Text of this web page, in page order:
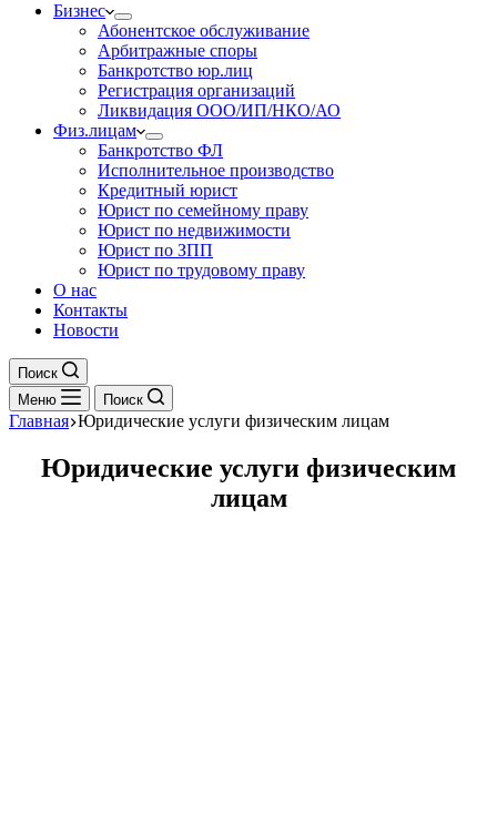
Бизнес
Абонентское обслуживание
Арбитражные споры
Банкротство юр.лиц
Регистрация организаций
Ликвидация ООО/ИП/НКО/АО
Физ.лицам
Банкротство ФЛ
Исполнительное производство
Кредитный юрист
Юрист по семейному праву
Юрист по недвижимости
Юрист по ЗПП
Юрист по трудовому праву
О нас
Контакты
Новости
Поиск
Меню
Поиск
Главная Юридические услуги физическим лицам
Юридические услуги физическим
лицам